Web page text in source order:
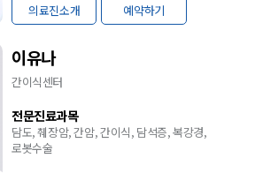
의료진소개 예약하기
이유나
간이식센터
전문진료과목
담도, 췌장암, 간암, 간이식, 담석증, 복강경,
로봇수술